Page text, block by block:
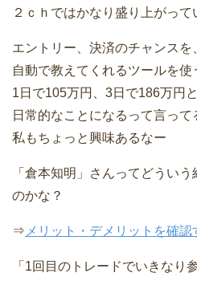
２ｃｈではかなり盛り上がって
エントリー、決済のチャンスを
自動で教えてくれるツールを使
1日で105万円、3日で186万円
日常的なことになるって言って
私もちょっと興味あるなー
「倉本知明」さんってどうい
のかな？
⇒ メリット・デメリットを確認
「1回目のトレードでいきなり